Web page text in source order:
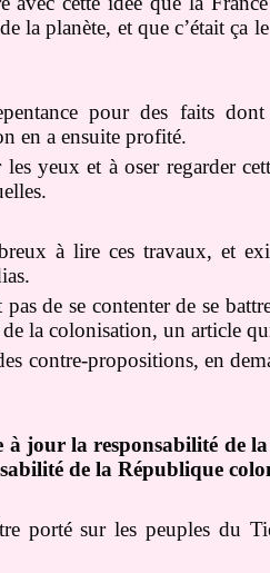
la planète, et que c’était ça
pour des faits
en a ensuite profité.
yeux et à oser regarder
à lire ces travaux, et
de se contenter de se
la colonisation, un article
contre-propositions, en
jour la responsabilité de
de la République
porté sur les peuples du